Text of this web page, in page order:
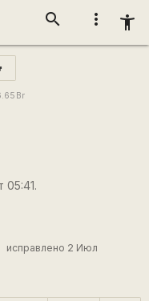
more_vert accessibility_new
search
Br
05:41.
исправлено 2 Июл